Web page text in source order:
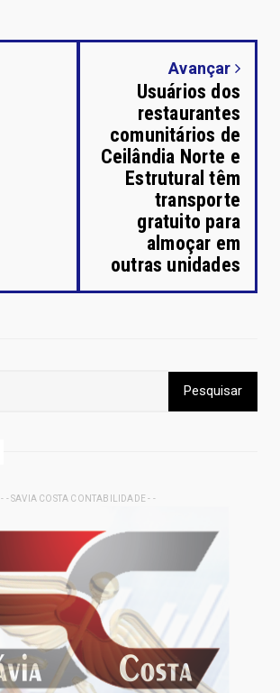
Avançar
Usuários dos
restaurantes
comunitários de
Ceilândia Norte e
Estrutural têm
transporte
gratuito para
almoçar em
outras unidades
- - SAVIA COSTA CONTABILIDADE - -